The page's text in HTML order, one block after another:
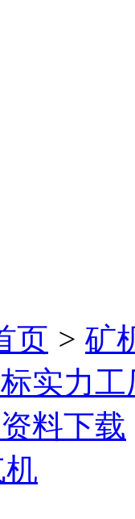
页 > 矿
实力工
资料下载